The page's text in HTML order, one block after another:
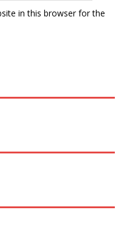
in this browser for the